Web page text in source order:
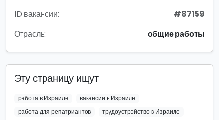
ID вакансии:
#87159
Отрасль:
общие работы
Эту страницу ищут
работа в Израиле
вакансии в Израиле
работа для репатриантов
трудоустройство в Израиле